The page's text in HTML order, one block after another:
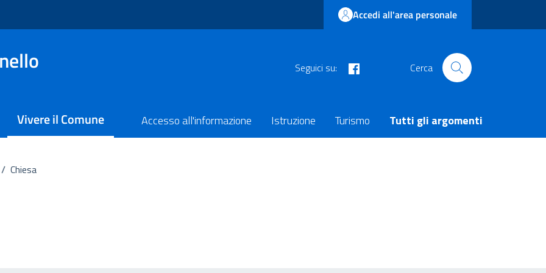
Accedi all'area personale
Seguici su: Cerca
Vivere il Comune Accesso all'informazione Istruzione Turismo Tutti gli argomenti
/ Chiesa